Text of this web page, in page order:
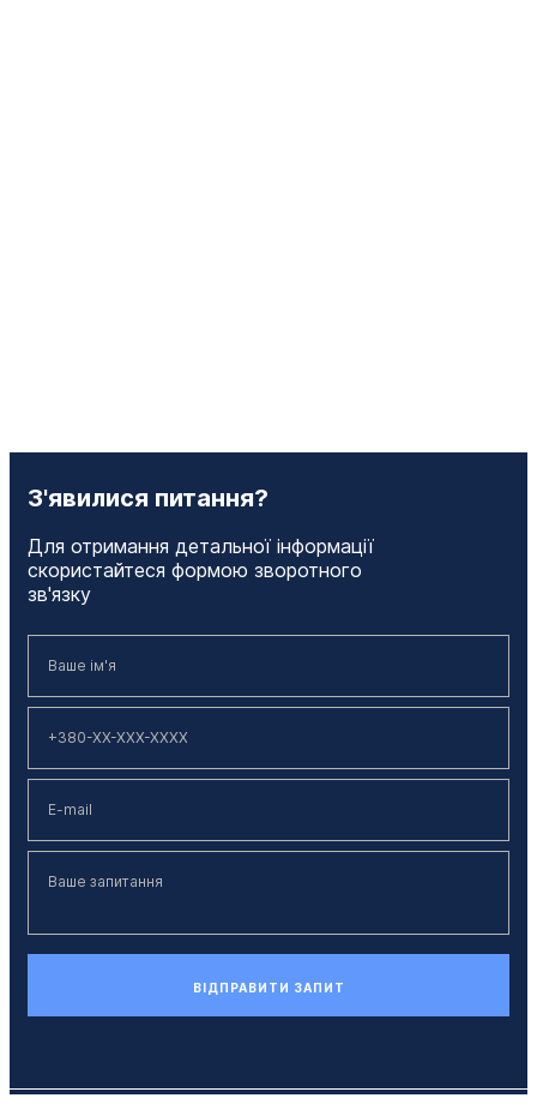
З'явилися питання?
Для отримання детальної інформації
скористайтеся формою зворотного
зв'язку
ВІДПРАВИТИ ЗАПИТ